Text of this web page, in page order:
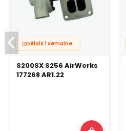
Délais 1 semaine.
S200SX S256 AirWerks
177268 AR1.22